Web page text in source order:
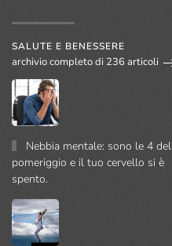
SALUTE E BENESSERE
archivio completo di 236 articoli
Nebbia mentale: sono le 4 del
pomeriggio e il tuo cervello si è
spento.